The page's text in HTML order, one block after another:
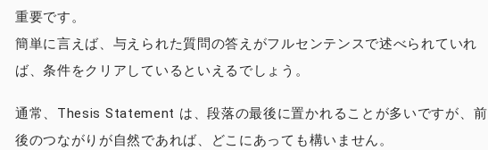
重要です。
簡単に言えば、与えられた質問の答えがフルセンテンスで述べられていれ
ば、条件をクリアしているといえるでしょう。
通常、Thesis Statement は、段落の最後に置かれることが多いですが、前
後のつながりが自然であれば、どこにあっても構いません。